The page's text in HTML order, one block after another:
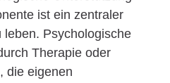
ist ein zentraler
Psychologische
Therapie oder
die eigenen